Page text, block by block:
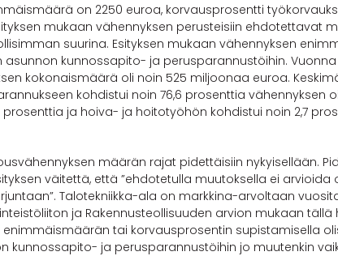
on 2250 euroa, korvausprosentti
mukaan vähennyksen perusteisiin ehdotettavat
suurina. Esityksen mukaan vähennyksen
kunnossapito- ja perusparannustöihin.
kokonaismäärä oli noin 525 miljoonaa euroa.
kohdistui noin 76,6 prosenttia vähennyksen
prosenttia ja hoiva- ja hoitotyöhön kohdistui noin 2,7
määrän rajat pidettäisiin nykyisellään.
väitettä, että ”ehdotetulla muutoksella ei arvioida
Talotekniikka-ala on markkina-arvoltaan
ja Rakennusteollisuuden arvion mukaan
tai korvausprosentin supistamisella
kunnossapito- ja perusparannustöihin jo muutenkin